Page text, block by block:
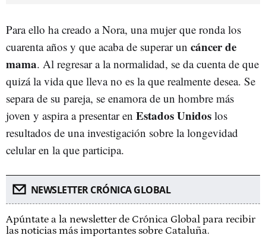
Para ello ha creado a Nora, una mujer que ronda los
cuarenta años y que acaba de superar un cáncer de
mama. Al regresar a la normalidad, se da cuenta de que
quizá la vida que lleva no es la que realmente desea. Se
separa de su pareja, se enamora de un hombre más
joven y aspira a presentar en Estados Unidos los
resultados de una investigación sobre la longevidad
celular en la que participa.
NEWSLETTER CRÓNICA GLOBAL
Apúntate a la newsletter de Crónica Global para recibir
las noticias más importantes sobre Cataluña.